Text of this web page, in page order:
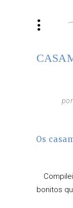
Os
bonitos